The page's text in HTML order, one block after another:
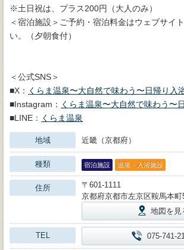
※土日祝は、プラス200円（大人のみ）
＜宿泊施設＞ご予約・宿泊料金はウェブサイ
い。（夕朝食付）
＜公式SNS＞
■X： くらま温泉〜大自然で味わう〜日帰り入
■Instagram： くらま温泉〜大自然で味わう〜
■LINE： くらま温泉
地域 近畿（京都府）
種類 宿泊施設 温泉・入浴施設
住所
〒601-1111
京都府京都市左京区鞍馬本町
地図を見
TEL 075-741-